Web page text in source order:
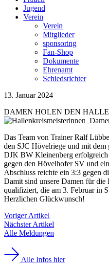
Jugend
Verein
Verein
Mitglieder
sponsoring
Fan-Shop
Dokumente
Ehrenamt
Schiedsrichter
13. Januar 2024
DAMEN HOLEN DEN
Das Team von Trainer Ralf
den SJC Hövelriege und mit
DJK BW Kleinenberg
gegen den Hövelhofer SV und
Abschluss reichte ein 3:3 gegen
Damit sind unsere Damen für die
qualifiziert, die am 3. Februar in
Herzlichen Glückwunsch!
Voriger Artikel
Nächster Artikel
Alle Meldungen
Alle Infos hier